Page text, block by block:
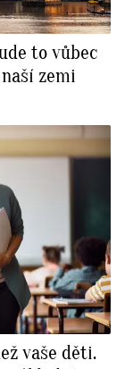
to vůbec
zemi
vaše děti.